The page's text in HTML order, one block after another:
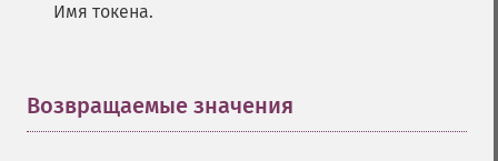
Имя токена.
Возвращаемые значения